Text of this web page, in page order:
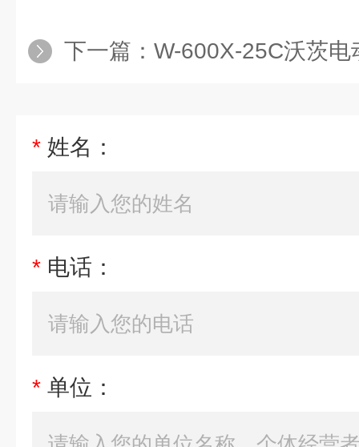
下一篇： W-600X-25C沃茨电动
* 姓名：
* 电话：
* 单位：